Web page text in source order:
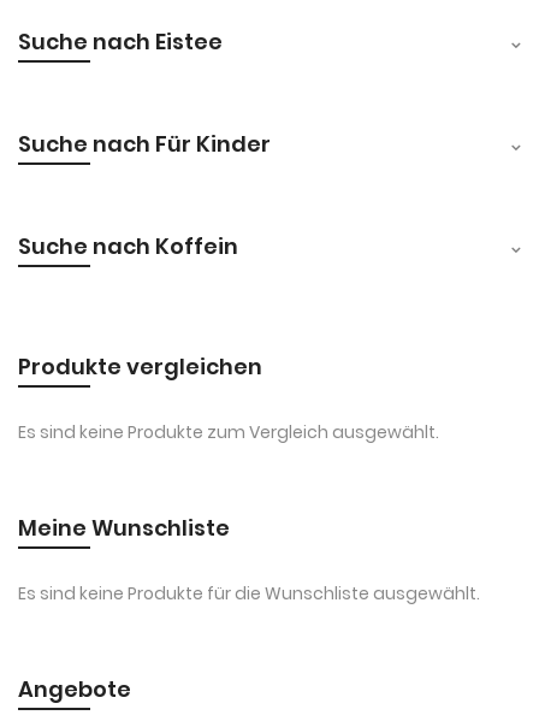
Suche nach Eistee
Suche nach Für Kinder
Suche nach Koffein
Produkte vergleichen
Es sind keine Produkte zum Vergleich ausgewählt.
Meine Wunschliste
Es sind keine Produkte für die Wunschliste ausgewählt.
Angebote